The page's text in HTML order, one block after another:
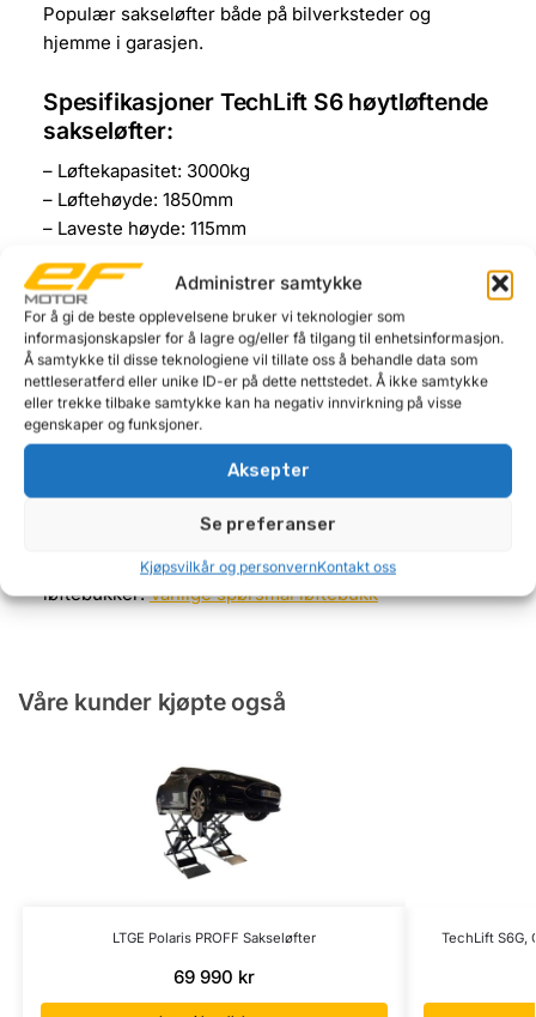
Administrer samtykke
For å gi de beste opplevelsene bruker vi teknologier som
informasjonskapsler for å lagre og/eller få tilgang til enhetsinformasjon.
Å samtykke til disse teknologiene vil tillate oss å behandle data som
nettleseratferd eller unike ID-er på dette nettstedet. Å ikke samtykke
eller trekke tilbake samtykke kan ha negativ innvirkning på visse
egenskaper og funksjoner.
Aksepter
Se preferanser
Kjøpsvilkår og personvernKontakt oss
Populær sakseløfter både på bilverksteder og
hjemme i garasjen.
Spesifikasjoner TechLift S6 høytløftende
sakseløfter:
– Løftekapasitet: 3000kg
– Løftehøyde: 1850mm
– Laveste høyde: 115mm
– Vekt: 890 kg
– Eltilkobling: 230v/50hz (krever 16amp treg sikring)
– Sikkerhetslås med luftdeaktivering.
– Leveres med 4stk gummiklosser og
ekspansjonsbolter
– Leveres med kabel og norsk kontakt.
– CE merket og leveres med samsvarserklæring
– Påkjøringsrampe i hver ende som kan låses i
horisontal stilling for å øke lengde på plattformene.
Disse tåler løft, men er begrenset til 500kg per stk.
Her finner du svar på vanlige spørsmål om våre
løftebukker:Vanlige spørsmål løftebukk
Våre kunder kjøpte også
LTGE Polaris PROFF Sakseløfter
69 990 kr
TechLift S6G,